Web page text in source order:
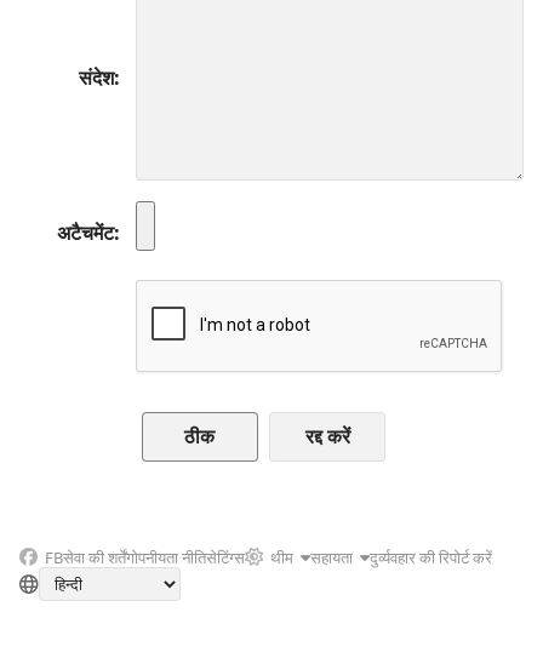
संदेश
अटैचमेंट
रद्द करें
FBसेवा की शर्तेंगोपनीयता नीतिसेटिंग्स थीम सहायता दुर्व्यवहार की रिपोर्ट करें